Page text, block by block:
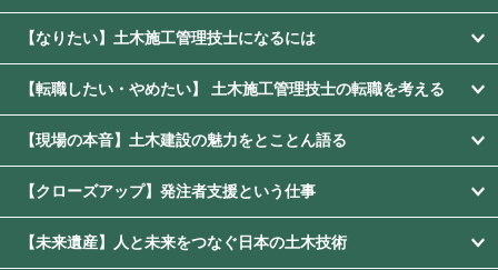
【なりたい】土木施工管理技士になるには
【転職したい・やめたい】 土木施工管理技士の転職を考える
【現場の本音】土木建設の魅力をとことん語る
【クローズアップ】発注者支援という仕事
【未来遺産】人と未来をつなぐ日本の土木技術